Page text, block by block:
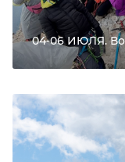
04-06 ИЮЛЯ.